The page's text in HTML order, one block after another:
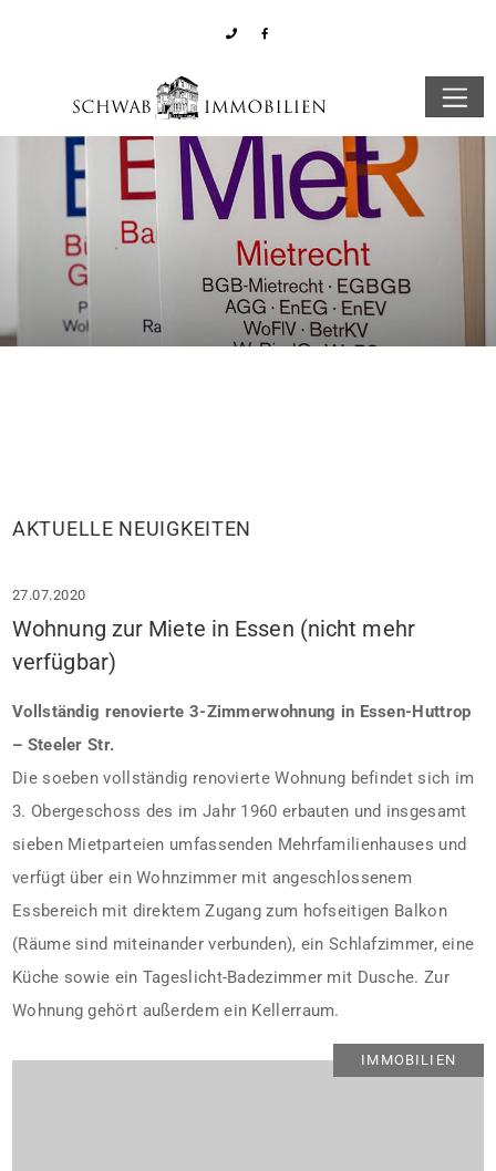
AKTUELLE NEUIGKEITEN
IMMOBILIEN
27.07.2020
Wohnung zur Miete in Essen (nicht mehr
verfügbar)
Vollständig renovierte 3-Zimmerwohnung in Essen-Huttrop
– Steeler Str.
Die soeben vollständig renovierte Wohnung befindet sich im
3. Obergeschoss des im Jahr 1960 erbauten und insgesamt
sieben Mietparteien umfassenden Mehrfamilienhauses und
verfügt über ein Wohnzimmer mit angeschlossenem
Essbereich mit direktem Zugang zum hofseitigen Balkon
(Räume sind miteinander verbunden), ein Schlafzimmer, eine
Küche sowie ein Tageslicht-Badezimmer mit Dusche. Zur
Wohnung gehört außerdem ein Kellerraum.